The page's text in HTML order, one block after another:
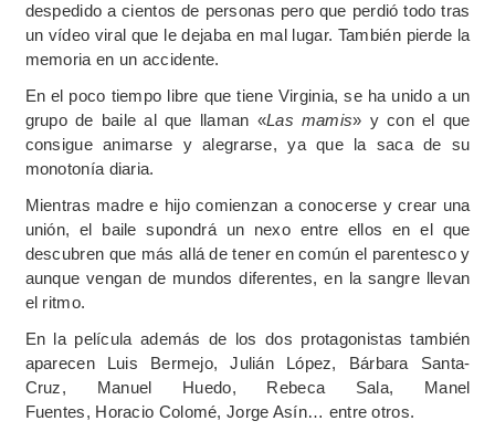
despedido a cientos de personas pero que perdió todo tras
un vídeo viral que le dejaba en mal lugar. También pierde la
memoria en un accidente.
En el poco tiempo libre que tiene Virginia, se ha unido a un
grupo de baile al que llaman «Las mamis» y con el que
consigue animarse y alegrarse, ya que la saca de su
monotonía diaria.
Mientras madre e hijo comienzan a conocerse y crear una
unión, el baile supondrá un nexo entre ellos en el que
descubren que más allá de tener en común el parentesco y
aunque vengan de mundos diferentes, en la sangre llevan
el ritmo.
En la película además de los dos protagonistas también
aparecen Luis Bermejo, Julián López,
Bárbara Santa-
Cruz, Manuel Huedo, Rebeca Sala,
Manel
Fuentes, Horacio Colomé, Jorge Asín… entre otros.